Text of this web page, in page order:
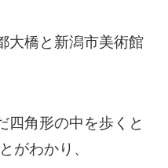
大橋と新潟市美術館
四角形の中を歩くと
がわかり、